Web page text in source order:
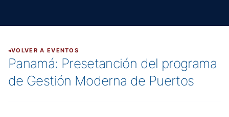
VOLVER A EVENTOS
Panamá: Presetanción del programa
de Gestión Moderna de Puertos